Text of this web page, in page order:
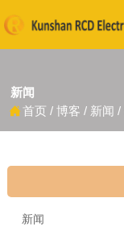
新闻
首页 / 博客 / 新闻 /
新闻